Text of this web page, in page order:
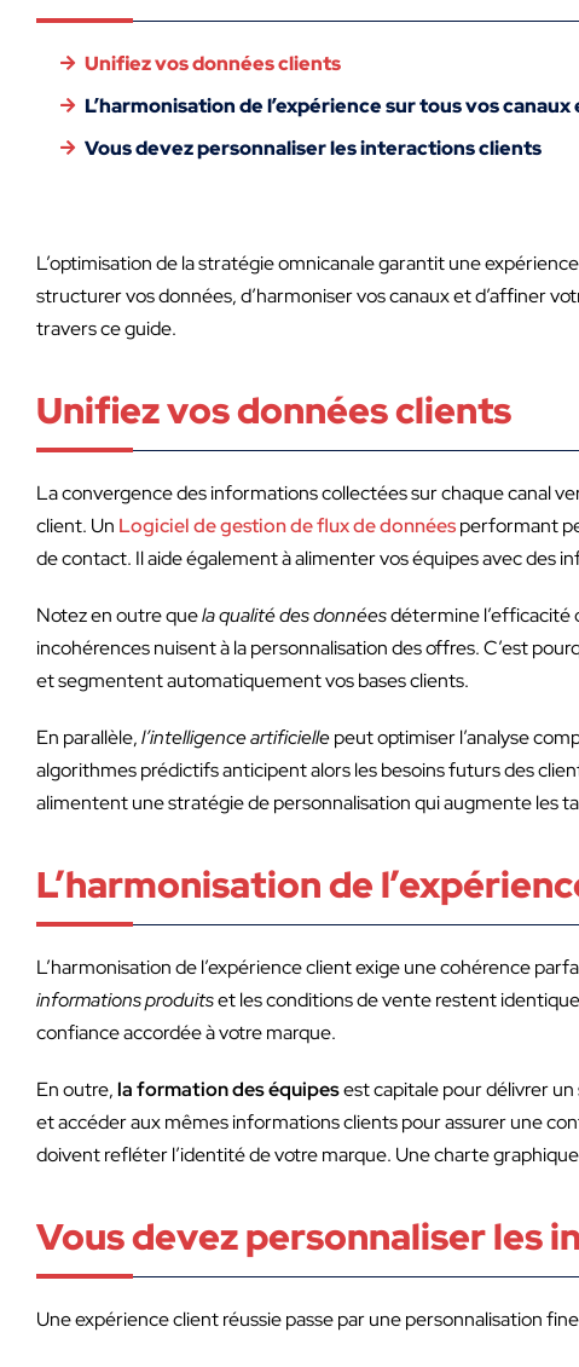
Unifiez vos données clients
L’harmonisation de l’expérience sur tous vos
Vous devez personnaliser les interactions clients
L’optimisation de la stratégie omnicanale garantit une
structurer vos données, d’harmoniser vos canaux et d’affiner
travers ce guide.
Unifiez vos données clients
La convergence des informations collectées sur chaque canal
client. Un Logiciel de gestion de flux de donnéesperformant
de contact. Il aide également à alimenter vos équipes avec des
Notez en outre quela qualité des donnéesdétermine l’efficacité
incohérences nuisent à la personnalisation des offres. C’est
et segmentent automatiquement vos bases clients.
En parallèle,l’intelligence artificiellepeut optimiser l’analyse
algorithmes prédictifs anticipent alors les besoins futurs des
alimentent une stratégie de personnalisation qui augmente les
L’harmonisation de
L’harmonisation de l’expérience client exige une cohérence
informations produitset les conditions de vente restent
confiance accordée à votre marque.
En outre,la formation des équipesest capitale pour délivrer
et accéder aux mêmes informations clients pour assurer une
doivent refléter l’identité de votre marque. Une charte
Vous devez personnaliser les
Une expérience client réussie passe par une personnalisation